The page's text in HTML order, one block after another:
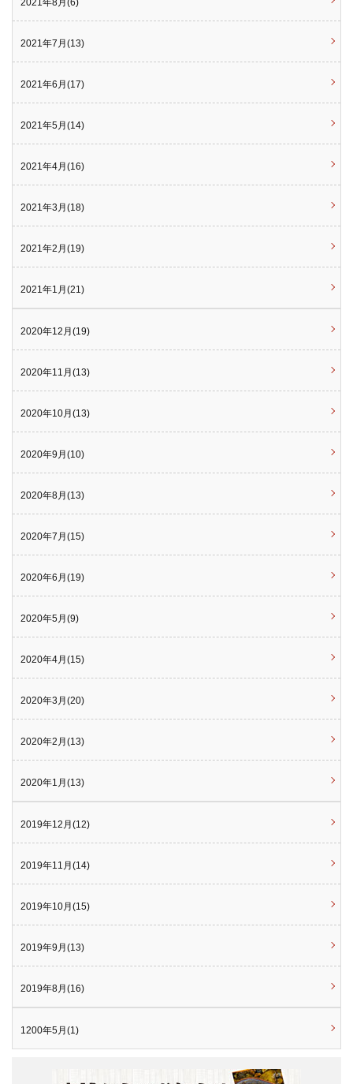
2021年8月(6)
2021年7月(13)
2021年6月(17)
2021年5月(14)
2021年4月(16)
2021年3月(18)
2021年2月(19)
2021年1月(21)
2020年12月(19)
2020年11月(13)
2020年10月(13)
2020年9月(10)
2020年8月(13)
2020年7月(15)
2020年6月(19)
2020年5月(9)
2020年4月(15)
2020年3月(20)
2020年2月(13)
2020年1月(13)
2019年12月(12)
2019年11月(14)
2019年10月(15)
2019年9月(13)
2019年8月(16)
1200年5月(1)